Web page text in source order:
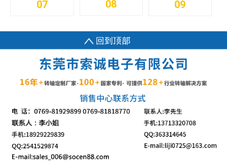
07 08 09